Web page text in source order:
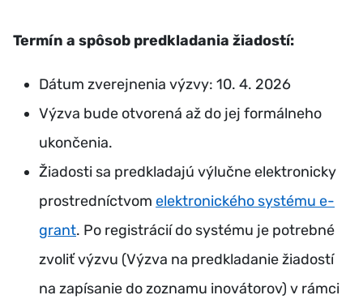
Termín a spôsob predkladania žiadostí:
Dátum zverejnenia výzvy: 10. 4. 2026
Výzva bude otvorená až do jej formálneho
ukončenia.
Žiadosti sa predkladajú výlučne elektronicky
prostredníctvom elektronického systému e-
grant. Po registrácií do systému je potrebné
zvoliť výzvu (Výzva na predkladanie žiadostí
na zapísanie do zoznamu inovátorov) v rámci